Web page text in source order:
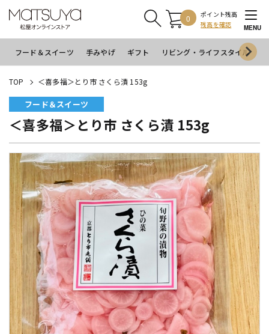
0
ポイント残高
残高を確認
MENU
フード＆スイーツ 手みやげ ギフト リビング・ライフスタイル
TOP ＜喜多福＞とり市 さくら漬 153g
フード＆スイーツ
＜喜多福＞とり市 さくら漬 153g